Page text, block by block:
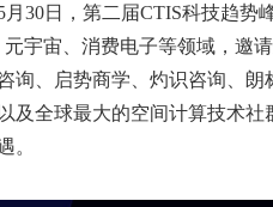
月30日，第二届CTIS科技趋势
元宇宙、消费电子等领域，邀
询、启势商学、灼识咨询、朗
及全球最大的空间计算技术社
。